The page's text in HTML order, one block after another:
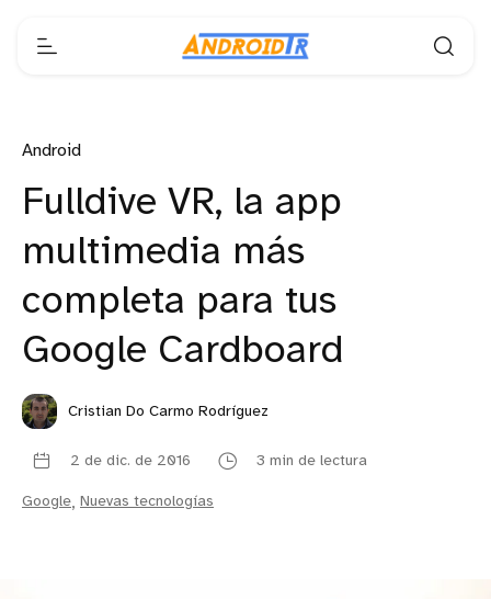
Android
Fulldive VR, la app
multimedia más
completa para tus
Google Cardboard
Cristian Do Carmo Rodríguez
2 de dic. de 2016 3 min de lectura
Google, Nuevas tecnologías